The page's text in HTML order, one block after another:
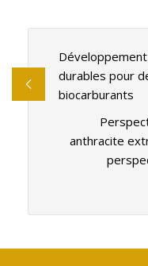
durables pour
biocarburants
anthracite